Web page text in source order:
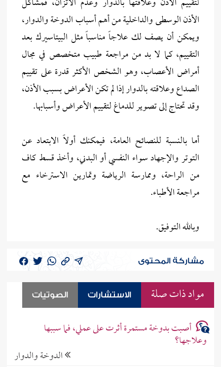
الأذن الوسطى والداخلية من أهم أسباب الدوخة والدوار،
ويمكن أن يصف لك علاجاً مناسباً مثل البيتاسيرك بعد
التقييم، كما لا بد من مراجعة طبيب متخصص في مجال
أمراض الأعصاب، وهو الشخص الأكثر قدرة على تقييم
الصداع وعلاقته بالدوار إذا لم تكن الأعراض بسبب الأذن،
وقد تحتاج إلى تصوير للدماغ لتقييم الأعراض وأسبابها.
أما بالنسبة للنصائح العامة، فيمكنك أولاً الابتعاد عن
التوتر والإجهاد سواء النفسي أو البدني، وأخذ قسط كاف
من الراحة، وممارسة الرياضة وتمارين الاسترخاء مع
مراجعة الأطباء.
وبالله التوفيق.
مشاركة المحتوى
مواد ذات صلة الاستشارات الصوتيات
أصبت بدوخة مستمرة أثرت على عملي، فما سببها
وعلاجها؟
الدوخة والدوار